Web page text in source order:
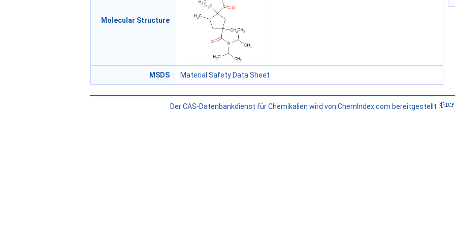
Molecular Structure
MSDS Material Safety Data Sheet
Der CAS-Datenbankdienst für Chemikalien wird von ChemIndex.com bereitgestellt